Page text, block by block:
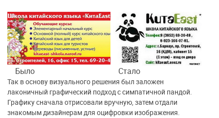
Было Стало
Так в основу визуального решения был заложен
лаконичный графический подход с симпатичной пандой.
Графику сначала отрисовали вручную, затем отдали
знакомым дизайнерам для оцифровки изображения.